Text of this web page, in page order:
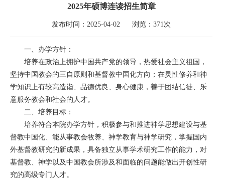
2025年硕博连读招生简章
发布时间：2025-04-02      浏览：371次
一、办学方针：
培养在政治上拥护中国共产党的领导，热爱社会主义祖国，
坚持中国教会的三自原则和基督教中国化方向；在灵性修养和神
学知识上有较高造诣、品德优良、身心健康，善于团结信徒、乐
意服务教会和社会的人才。
二、培养目标：
培养符合本院办学方针，积极参与和推进神学思想建设与基
督教中国化、能从事教会牧养、神学教育与神学研究，掌握国内
外基督教研究的新成果，具备独立从事学术研究工作的能力，对
基督教、神学以及中国教会所涉及和面临的问题能做出开创性研
究的高级专门人才。